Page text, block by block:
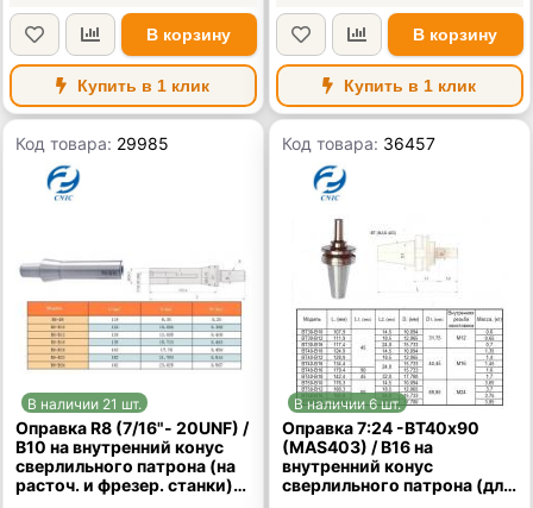
В корзину
Купить в 1 клик
В корзину
Купить в 1 клик
Код товара: 29985
В наличии 21 шт.
Оправка R8 (7/16"- 20UNF) /
В10 на внутренний конус
сверлильного патрона (на
расточ. и фрезер. станки)
Код товара: 36457
В наличии 6 шт.
Оправка 7:24 -ВТ40х90
(MAS403) / В16 на
внутренний конус
сверлильного патрона (для